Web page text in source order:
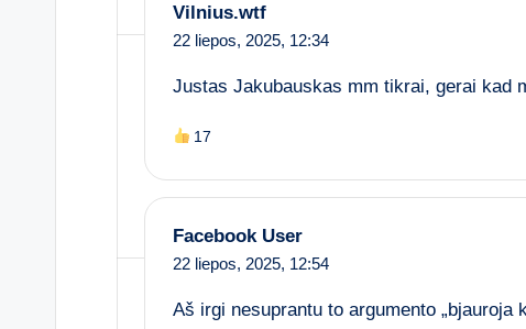
Vilnius.wtf
22 liepos, 2025, 12:34
Justas Jakubauskas mm tikrai, gerai kad
17
Facebook User
22 liepos, 2025, 12:54
Aš irgi nesuprantu to argumento